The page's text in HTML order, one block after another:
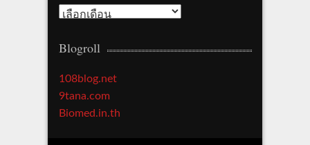
Archives
Blogroll
108blog.net
9tana.com
Biomed.in.th